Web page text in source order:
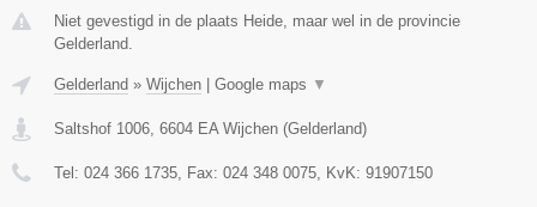
Niet gevestigd in de plaats Heide, maar wel in de provincie
Gelderland.
Gelderland » Wijchen Google maps ▼
Saltshof 1006, 6604 EA Wijchen (Gelderland)
Tel: 024 366 1735, Fax: 024 348 0075, KvK: 91907150